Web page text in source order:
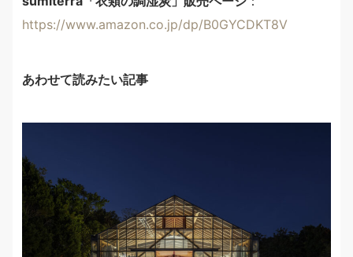
https://www.amazon.co.jp/dp/B0GYCDKT8V
あわせて読みたい記事